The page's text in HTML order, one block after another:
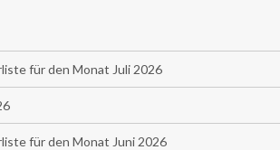
für den Monat Juli 2026
für den Monat Juni 2026